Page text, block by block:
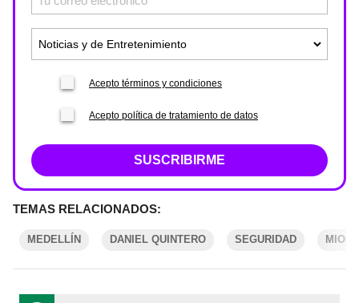
Acepto términos y condiciones
Acepto política de tratamiento de datos
SUSCRIBIRME
TEMAS RELACIONADOS:
MEDELLÍN DANIEL QUINTERO SEGURIDAD